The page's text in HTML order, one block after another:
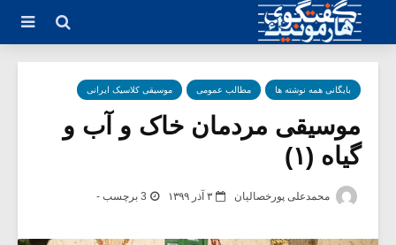
بایگانی همه نوشته ها مطالب عمومی موسیقی کلاسیک ایرانی
موسیقی مردمان خاک و آب و
گیاه (۱)
محمدعلی پورخصالیان ۳ آذر ۱۳۹۹ 3 برچسب -